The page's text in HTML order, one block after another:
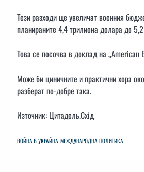
Тези разходи ще увеличат военния
планираните 4,4 трилиона долара до
Това се посочва в доклад на
Може би циничните и практични хора
разберат по-добре така.
Източник: Цитадель.Схід
ВОЙНА В УКРАЙНА МЕЖДУНАРОДНА ПОЛИТИКА